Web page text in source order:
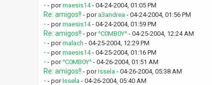
- - pormaesis14- 04-24-2004, 01:05 PM
Re: amigos!! - por a3andrea - 04-24-2004, 01:56 PM
- - pormaesis14- 04-24-2004, 01:59 PM
Re: amigos!! - por^C0MB0Y^- 04-25-2004, 12:24 AM
- - pormalach - 04-25-2004, 12:29 PM
- - pormaesis14- 04-25-2004, 01:16 PM
- - por^C0MB0Y^- 04-26-2004, 01:51 AM
Re: amigos!! - porIssela - 04-26-2004, 05:38 AM
- - porIssela - 04-26-2004, 05:40 AM